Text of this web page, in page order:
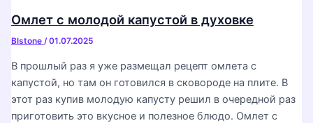
Омлет с молодой капустой в духовке
Blstone /01.07.2025
В прошлый раз я уже размещал рецепт омлета с
капустой, но там он готовился в сковороде на плите. В
этот раз купив молодую капусту решил в очередной раз
приготовить это вкусное и полезное блюдо. Омлет с